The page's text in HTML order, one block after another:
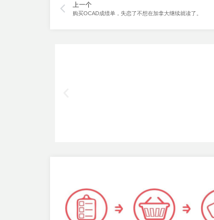
上一个
购买OCAD成绩单，失恋了不想在加拿大继续就读了。